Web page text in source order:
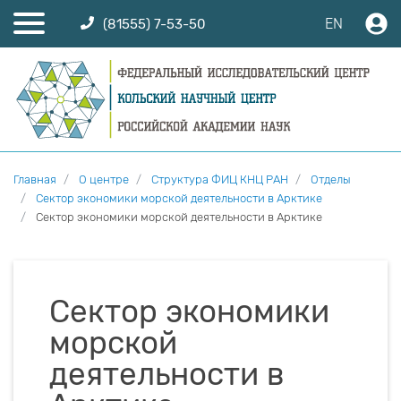
(81555) 7-53-50 EN
Главная О центре Структура ФИЦ КНЦ РАН
Отделы
Сектор экономики морской деятельности в Арктике
Сектор экономики морской деятельности в Арктике
Сектор экономики
морской
деятельности в